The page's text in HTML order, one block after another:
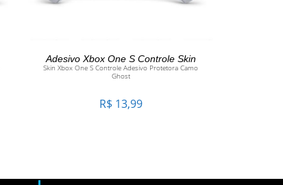
ADICIONAR AO CARRINHO
Adesivo Xbox One S Controle Skin
Skin Xbox One S Controle Adesivo Protetora Camo
Ghost
R$ 13,99